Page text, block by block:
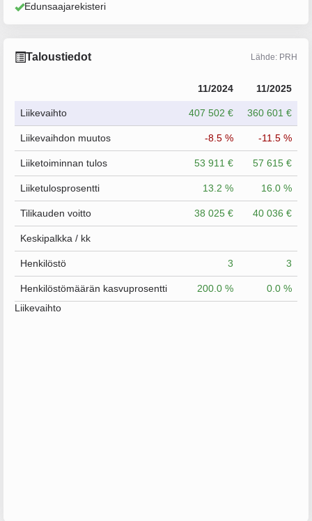
Edunsaajarekisteri
Taloustiedot Lähde: PRH
11/2024 11/2025
Liikevaihto 407 502 € 360 601 €
Liikevaihdon muutos -8.5 % -11.5 %
Liiketoiminnan tulos 53 911 € 57 615 €
Liiketulosprosentti 13.2 % 16.0 %
Tilikauden voitto 38 025 € 40 036 €
Keskipalkka / kk
Henkilöstö 3 3
Henkilöstömäärän kasvuprosentti 200.0 %
0.0 %
Liikevaihto